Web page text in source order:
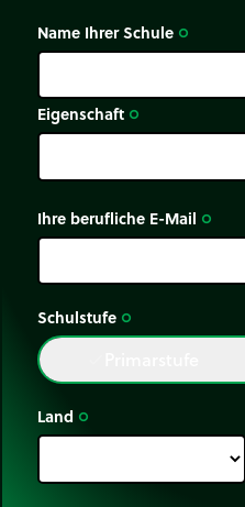
Name Ihrer Schule trip_origin
Eigenschaft trip_origin
Ihre berufliche E-Mail trip_origin
Schulstufe trip_origin
Land trip_origin